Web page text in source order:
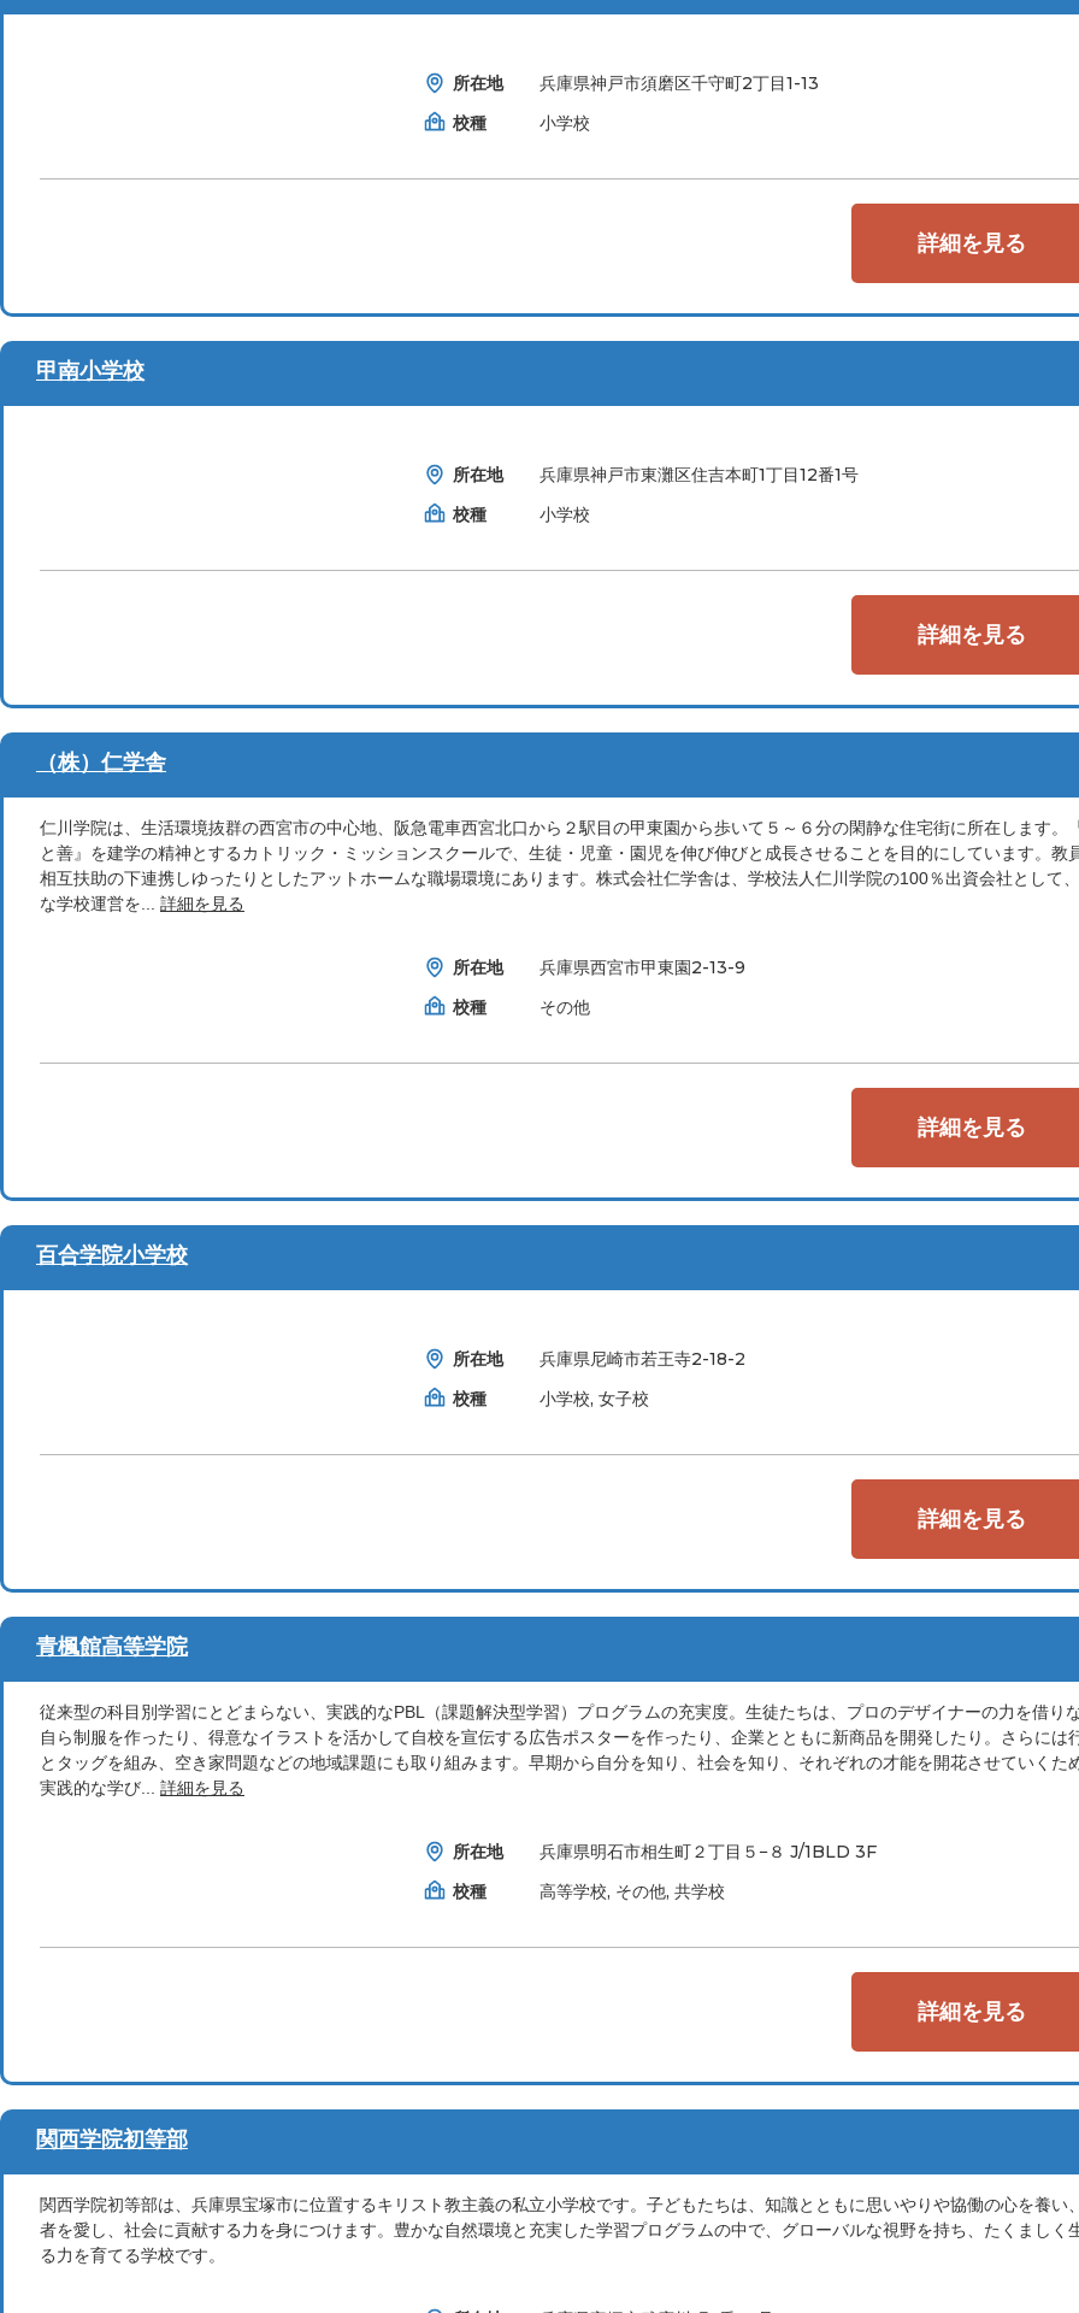
所在地
兵庫県神戸市須磨区千守町2丁目1-13
校種
小学校
詳細を見る
甲南小学校
所在地
兵庫県神戸市東灘区住吉本町1丁目12番1号
校種
小学校
詳細を見る
（株）仁学舎
仁川学院は、生活環境抜群の西宮市の中心地、阪急電車西宮北口から２駅目の甲東園から歩いて５～６分の閑静な住宅街に所在します。
と善』を建学の精神とするカトリック・ミッションスクールで、生徒・児童・園児を伸び伸びと成長させることを目的にしています。教
相互扶助の下連携しゆったりとしたアットホームな職場環境にあります。株式会社仁学舎は、学校法人仁川学院の100％出資会社として
な学校運営を... 詳細を見る
所在地
兵庫県西宮市甲東園2-13-9
校種
その他
詳細を見る
百合学院小学校
所在地
兵庫県尼崎市若王寺2-18-2
校種
小学校, 女子校
詳細を見る
青楓館高等学院
従来型の科目別学習にとどまらない、実践的なPBL（課題解決型学習）プログラムの充実度。生徒たちは、プロのデザイナーの力を借り
自ら制服を作ったり、得意なイラストを活かして自校を宣伝する広告ポスターを作ったり、企業とともに新商品を開発したり。さらには
とタッグを組み、空き家問題などの地域課題にも取り組みます。早期から自分を知り、社会を知り、それぞれの才能を開花させていくた
実践的な学び... 詳細を見る
所在地
兵庫県明石市相生町２丁目５−８ J/1BLD 3F
校種
高等学校, その他, 共学校
詳細を見る
関西学院初等部
関西学院初等部は、兵庫県宝塚市に位置するキリスト教主義の私立小学校です。子どもたちは、知識とともに思いやりや協働の心を養い
者を愛し、社会に貢献する力を身につけます。豊かな自然環境と充実した学習プログラムの中で、グローバルな視野を持ち、たくましく
る力を育てる学校です。